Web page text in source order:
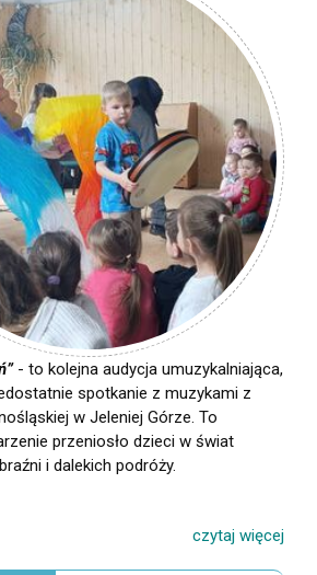
- to kolejna audycja umuzykalniająca,
spotkanie z muzykami z
w Jeleniej Górze. To
przeniosło dzieci w świat
i dalekich podróży.